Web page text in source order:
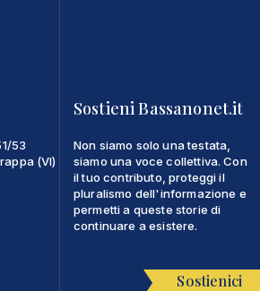
53
(VI)
Sostieni Bassanonet.it
Non siamo solo una testata,
siamo una voce collettiva. Con
il tuo contributo, proteggi il
pluralismo dell'informazione e
permetti a queste storie di
continuare a esistere.
Sostienici